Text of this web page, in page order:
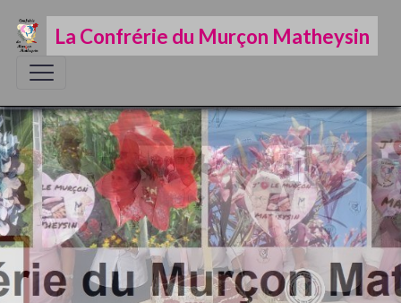
La Confrérie du Murçon Matheysin